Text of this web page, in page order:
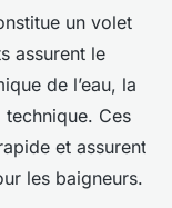
un volet
assurent le
de l’eau, la
Ces
et assurent
les baigneurs.